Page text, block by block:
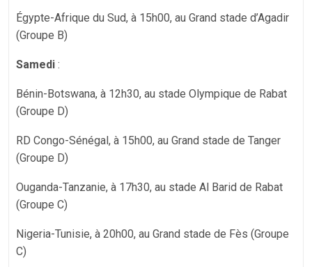
Égypte-Afrique du Sud, à 15h00, au Grand stade d’Agadir
(Groupe B)
Samedi :
Bénin-Botswana, à 12h30, au stade Olympique de Rabat
(Groupe D)
RD Congo-Sénégal, à 15h00, au Grand stade de Tanger
(Groupe D)
Ouganda-Tanzanie, à 17h30, au stade Al Barid de Rabat
(Groupe C)
Nigeria-Tunisie, à 20h00, au Grand stade de Fès (Groupe
C)